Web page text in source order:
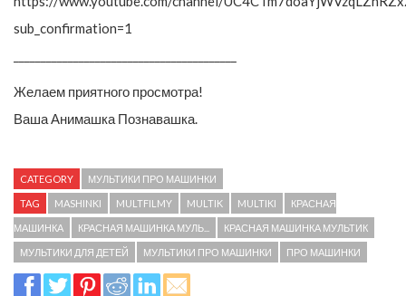
sub_confirmation=1
Желаем приятного просмотра!
Ваша Анимашка Познавашка.
CATEGORY МУЛЬТИКИ ПРО МАШИНКИ
TAG MASHINKI MULTFILMY MULTIK MULTIKI КРАСНАЯ
МАШИНКА КРАСНАЯ МАШИНКА МУЛЬ... КРАСНАЯ МАШИНКА МУЛЬТИК
МУЛЬТИКИ ДЛЯ ДЕТЕЙ МУЛЬТИКИ ПРО МАШИНКИ ПРО МАШИНКИ